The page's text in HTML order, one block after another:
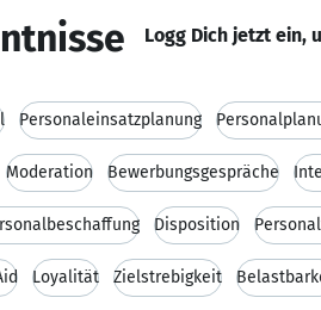
Logg Dich jetzt ein,
Personaleinsatzplanung
Moderation Bewerbungsgespräche
Disposition
Loyalität Zielstrebigkeit